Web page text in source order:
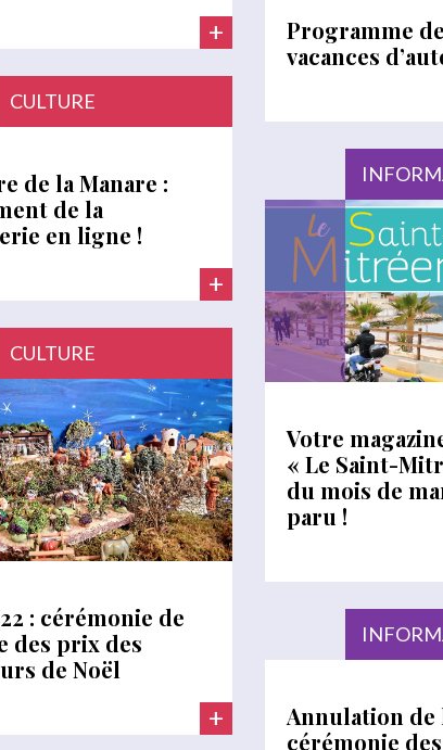
+
Programme
vacances
CULTURE
de la Manare :
de la
en ligne !
+
Votre
« Le Saint-
du mois de
paru !
CULTURE
: cérémonie de
des prix des
de Noël
+
Annulation de
cérémonie